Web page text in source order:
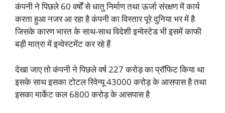
कंपनी ने पिछले 60 वर्षों से धातु निर्माण तथा ऊर्जा संरक्षण में कार्य
करता हुआ नजर आ रहा है कंपनी का विस्तार पूरे दुनिया भर में है
जिसके कारण भारत के साथ-साथ विदेशी इन्वेस्टेड भी इसमें काफी
बड़ी मात्रा में इन्वेस्टमेंट कर रहे हैं
देखा जाए तो कंपनी ने पिछले वर्ष 227 करोड़ का प्रॉफिट किया था
इसके साथ इसका टोटल रिवेन्यू 43000 करोड़ के आसपास है तथा
इसका मार्केट कल 6800 करोड़ के आसपास है